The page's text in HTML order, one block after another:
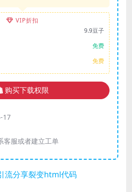
VIP折扣
9.9豆子
免费
免费
购买下载权限
17
客服或者建立工单